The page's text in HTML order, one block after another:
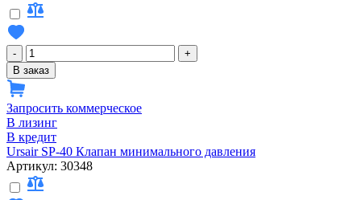
-
+
В заказ
Запросить коммерческое
В лизинг
В кредит
Ursair SP-40 Клапан минимального давления
Артикул: 30348